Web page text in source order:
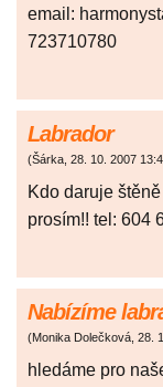
email:
723710780
Labrador
(Šárka, 28. 10. 2007
Kdo daruje
prosím!! tel: 604
Nabízíme
(Monika Dolečková, 28.
hledáme pro